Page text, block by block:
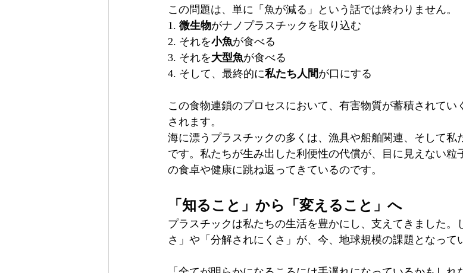
この問題は、単に「魚が減る」という話では終わりません。
1. 微生物がナノプラスチックを取り込む
2. それを小魚が食べる
3. それを大型魚が食べる
4. そして、最終的に私たち人間が口にする
この食物連鎖のプロセスにおいて、有害物質が蓄積されてい
されます。
海に漂うプラスチックの多くは、漁具や船舶関連、そして私
です。私たちが生み出した利便性の代償が、目に見えない粒
の食卓や健康に跳ね返ってきているのです。
「知ること」から「変えること」へ
プラスチックは私たちの生活を豊かにし、支えてきました。
さ」や「分解されにくさ」が、今、地球規模の課題となって